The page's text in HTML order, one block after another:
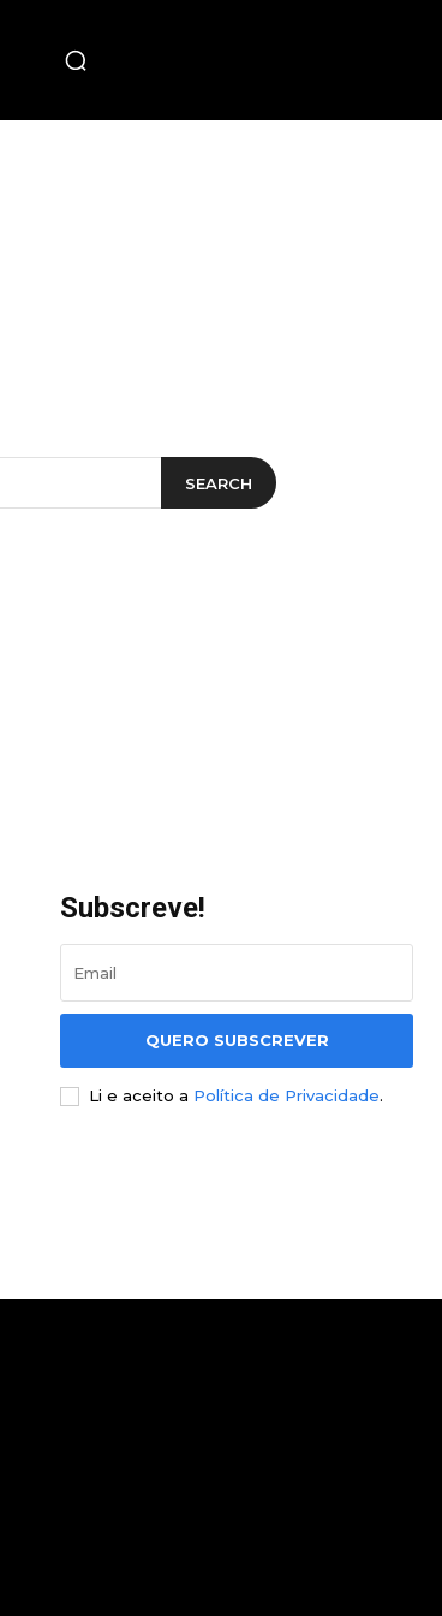
SEARCH
Subscreve!
QUERO SUBSCREVER
Li e aceito a Política de Privacidade.